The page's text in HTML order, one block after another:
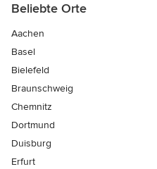
Beliebte Orte
Aachen
Basel
Bielefeld
Braunschweig
Chemnitz
Dortmund
Duisburg
Erfurt